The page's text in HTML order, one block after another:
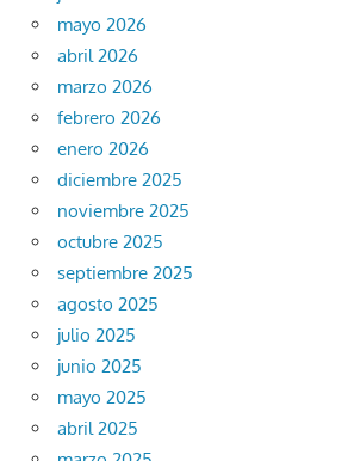
mayo 2026
abril 2026
marzo 2026
febrero 2026
enero 2026
diciembre 2025
noviembre 2025
octubre 2025
septiembre 2025
agosto 2025
julio 2025
junio 2025
mayo 2025
abril 2025